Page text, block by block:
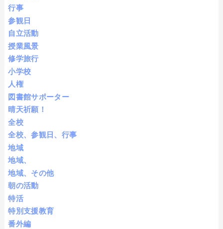
行事
参観日
自立活動
授業風景
修学旅行
小学校
人権
図書館サポーター
晴天祈願！
全校
全校、参観日、行事
地域
地域、
地域、その他
朝の活動
特活
特別支援教育
番外編